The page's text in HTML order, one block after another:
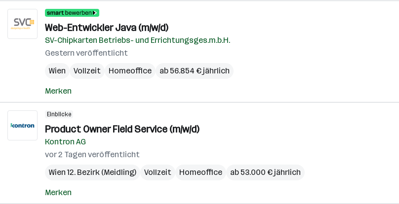
Web-Entwickler Java (m/w/d)
SV-Chipkarten Betriebs- und Errichtungsges.m.b.H.
Gestern veröffentlicht
Wien
Vollzeit Homeoffice ab 56.854 € jährlich
Merken
Einblicke
Product Owner Field Service (m/w/d)
Kontron AG
vor 2 Tagen veröffentlicht
Wien 12. Bezirk (Meidling)
Vollzeit Homeoffice ab 53.000 € jährlich
Merken